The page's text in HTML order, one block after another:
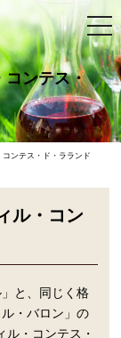
コンテス・
ンテス・ド・ラランド
ル・コン
と、同じく格
・バロン」の
・コンテス・